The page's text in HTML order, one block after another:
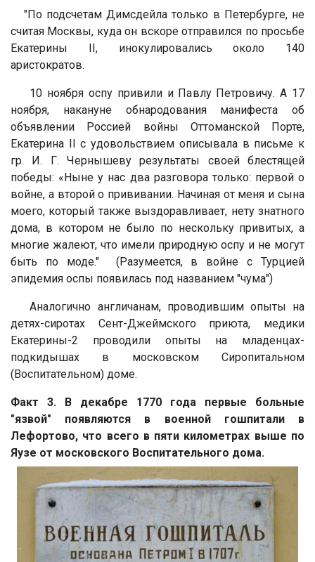
"По подсчетам Димсдейла только в Петербурге, не
считая Москвы, куда он вскоре отправился по просьбе
Екатерины II, инокулировались около 140
аристократов.
10 ноября оспу привили и Павлу Петровичу. А 17
ноября, накануне обнародования манифеста об
объявлении Россией войны Оттоманской Порте,
Екатерина II с удовольствием описывала в письме к
гр. И. Г. Чернышеву результаты своей блестящей
победы: «Ныне у нас два разговора только: первой о
войне, а второй о прививании. Начиная от меня и сына
моего, который также выздоравливает, нету знатного
дома, в котором не было по нескольку привитых, а
многие жалеют, что имели природную оспу и не могут
быть по моде." (Разумеется, в войне с Турцией
эпидемия оспы появилась под названием "чума")
Аналогично англичанам, проводившим опыты на
детях-сиротах Сент-Джеймского приюта, медики
Екатерины-2 проводили опыты на младенцах-
подкидышах в московском Сиропитальном
(Воспитательном) доме.
Факт 3. В декабре 1770 года первые больные
"язвой" появляются в военной гошпитали в
Лефортово, что всего в пяти километрах выше по
Яузе от московского Воспитательного дома.